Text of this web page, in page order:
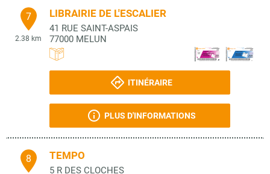
7
2.38 km
LIBRAIRIE DE L'ESCALIER
41 RUE SAINT-ASPAIS
77000 MELUN
ITINÉRAIRE
PLUS D'INFORMATIONS
8 TEMPO
5 R DES CLOCHES